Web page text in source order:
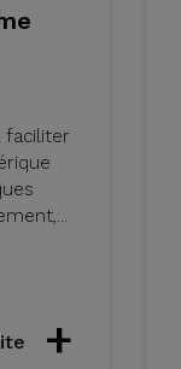
faciliter